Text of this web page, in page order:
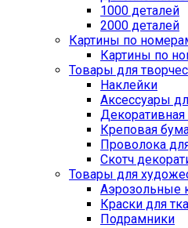
1000 деталей
2000 деталей
Картины по
Картины по
Товары для
Наклейки
Аксессуары
Декоративная
Креповая
Проволока
Скотч
Товары для
Аэрозольные
Краски для
Подрамники